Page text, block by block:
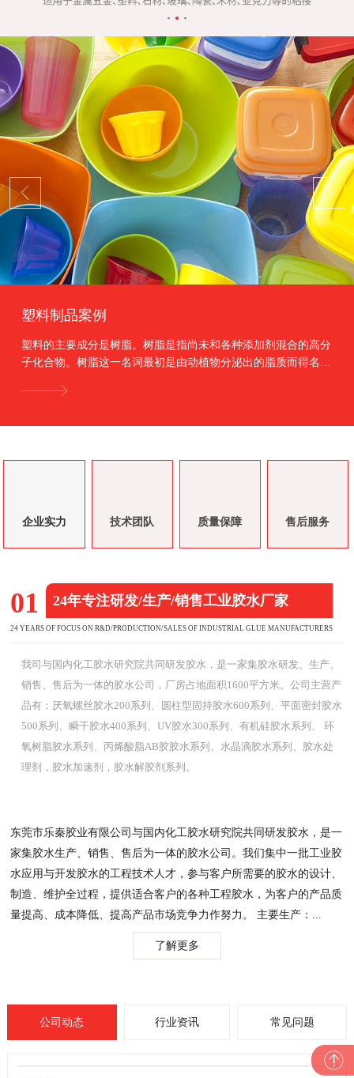
塑料制品案例
塑料的主要成分是树脂。树脂是指尚未和各种添加剂混合的高分
子化合物。树脂这一名词最初是由动植物分泌出的脂质而得名，
企业实力 技术团队 质量保障 售后服务
01 24年专注研发/生产/销售工业胶水厂家
24 YEARS OF FOCUS ON R&D/PRODUCTION/SALES OF INDUSTRIAL GLUE MANUFACTURERS
我司与国内化工胶水研究院共同研发胶水，是一家集胶水研发、生产、
销售、售后为一体的胶水公司，厂房占地面积1600平方米。公司主营产
品有：厌氧螺丝胶水200系列、圆柱型固持胶水600系列、平面密封胶水
500系列、瞬干胶水400系列、UV胶水300系列、有机硅胶水系列、 环
氧树脂胶水系列、丙烯酸脂AB胶胶水系列、水晶滴胶水系列、胶水处
理剂，胶水加速剂，胶水解胶剂系列。
东莞市乐秦胶业有限公司与国内化工胶水研究院共同研发胶水，是一
家集胶水生产、销售、售后为一体的胶水公司。我们集中一批工业胶
水应用与开发胶水的工程技术人才，参与客户所需要的胶水的设计、
制造、维护全过程，提供适合客户的各种工程胶水，为客户的产品质
量提高、成本降低、提高产品市场竞争力作努力。 主要生产：...
了解更多
公司动态 行业资讯 常见问题